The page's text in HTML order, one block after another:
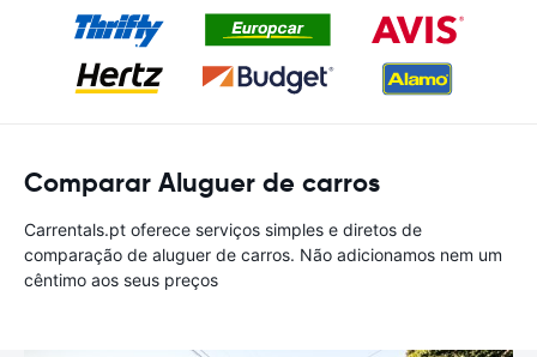
Comparar Aluguer de carros
Carrentals.pt oferece serviços simples e diretos de
comparação de aluguer de carros. Não adicionamos nem um
cêntimo aos seus preços